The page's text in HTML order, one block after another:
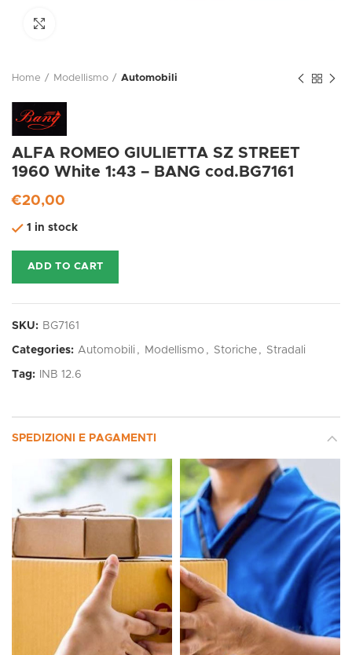
Home Modellismo Automobili
ALFA ROMEO GIULIETTA SZ STREET
1960 White 1:43 – BANG cod.BG7161
€20,00
1 in stock
ADD TO CART
SKU: BG7161
Categories: Automobili , Modellismo , Storiche , Stradali
Tag: INB 12.6
SPEDIZIONI E PAGAMENTI